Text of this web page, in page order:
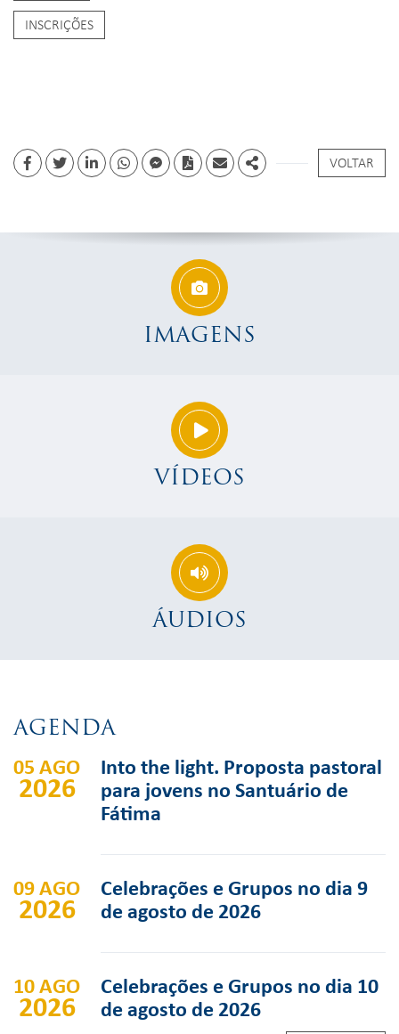
INSCRIÇÕES
FacebookTwitterLinkedinwhatsappfacebook messenger
PDF EmailShare
VOLTAR
IMAGENS
VÍDEOS
ÁUDIOS
AGENDA
05 AGO
2026
Into the light. Proposta pastoral
para jovens no Santuário de
Fátima
09 AGO
2026
Celebrações e Grupos no dia 9
de agosto de 2026
10 AGO
2026
Celebrações e Grupos no dia 10
de agosto de 2026